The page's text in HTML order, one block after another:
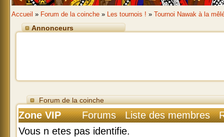
Accueil » Forum de la coinche » Les tournois ! » Tournoi Nawak à la
Annonceurs
Forum de la coinche
Zone VIP Forums Liste des membres
Vous n etes pas identifie.